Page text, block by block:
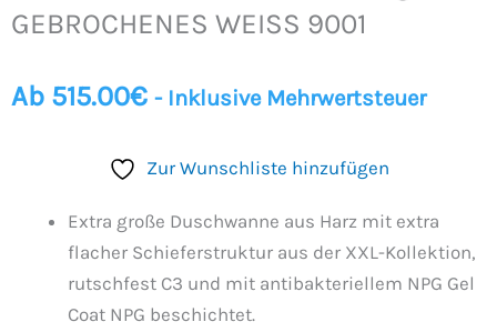
GEBROCHENES WEISS 9001
Ab 515.00€ - Inklusive Mehrwertsteuer
Zur Wunschliste hinzufügen
Extra große Duschwanne aus Harz mit extra
flacher Schieferstruktur aus der XXL-Kollektion,
rutschfest C3 und mit antibakteriellem NPG Gel
Coat NPG beschichtet.